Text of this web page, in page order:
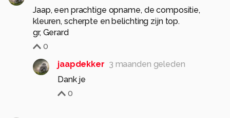
Jaap, een prachtige opname, de compositie,
kleuren, scherpte en belichting zijn top.
gr, Gerard
0
jaapdekker 3 maanden geleden
Dank je
0